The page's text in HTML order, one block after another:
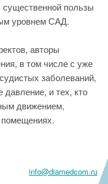
пользы
уровнем САД.
авторы
в том числе с уже
заболеваний,
давление, и тех, кто
движением,
помещениях.
info@diamedcom.ru